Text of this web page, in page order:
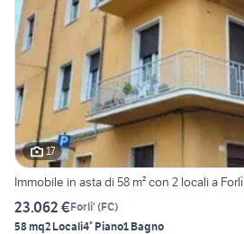
17
Immobile in asta di 58 m² con 2 locali a Forlì
23.062 €Forli' (FC)
58 mq2 Locali4° Piano1 Bagno